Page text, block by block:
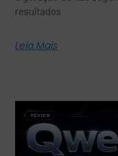
resultados.
Leia Mais